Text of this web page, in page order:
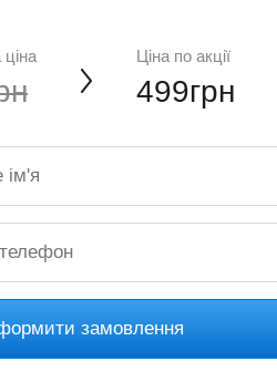
Ціна по акції
499грн
замовлення